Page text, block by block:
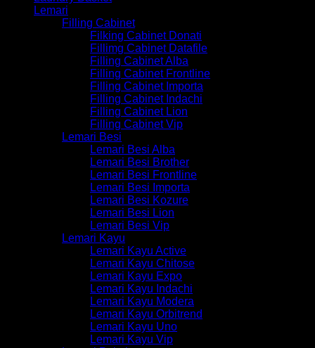
Lemari
Filling Cabinet
Filking Cabinet Donati
Fillimg Cabinet Datafile
Filling Cabinet Alba
Filling Cabinet Frontline
Filling Cabinet Importa
Filling Cabinet Indachi
Filling Cabinet Lion
Filling Cabinet Vip
Lemari Besi
Lemari Besi Alba
Lemari Besi Brother
Lemari Besi Frontline
Lemari Besi Importa
Lemari Besi Kozure
Lemari Besi Lion
Lemari Besi Vip
Lemari Kayu
Lemari Kayu Active
Lemari Kayu Chitose
Lemari Kayu Expo
Lemari Kayu Indachi
Lemari Kayu Modera
Lemari Kayu Orbitrend
Lemari Kayu Uno
Lemari Kayu Vip